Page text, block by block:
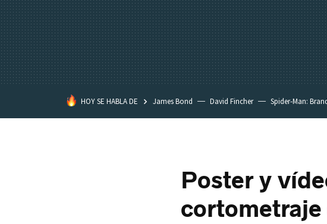
HOY SE HABLA DE James Bond David Fincher Spider-Man:
Poster y